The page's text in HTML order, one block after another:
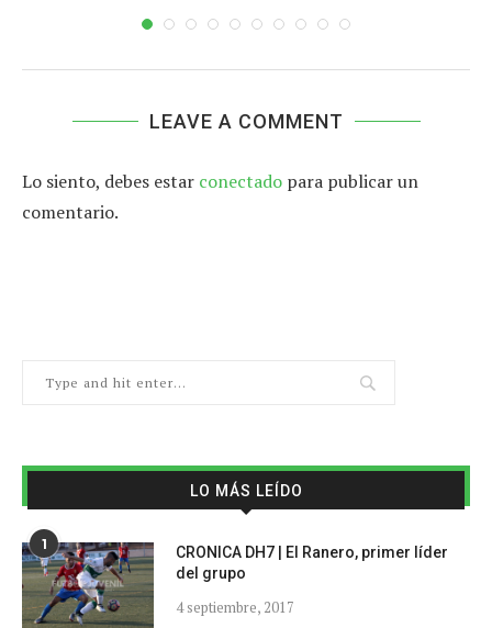
LEAVE A COMMENT
Lo siento, debes estar conectado para publicar un
comentario.
LO MÁS LEÍDO
1
CRONICA DH7 | El Ranero, primer líder
del grupo
4 septiembre, 2017